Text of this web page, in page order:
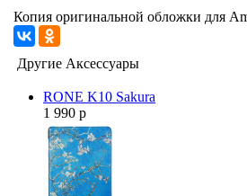
Копия оригинальной обложки для
Другие Аксессуары
RONE K10 Sakura
1 990 р